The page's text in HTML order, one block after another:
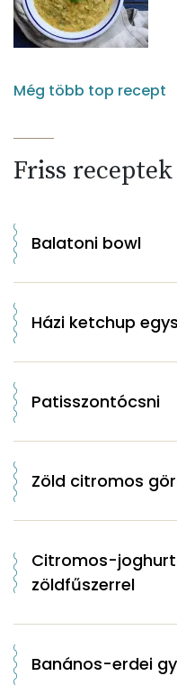
Még több top recept
Friss receptek
Balatoni bowl
Házi ketchup
Patisszontócsni
Zöld citromos
Citromos-
zöldfűszerrel
Banános-erdei